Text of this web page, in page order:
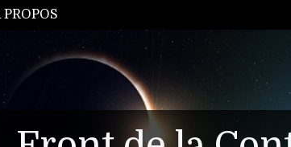
PROPOS